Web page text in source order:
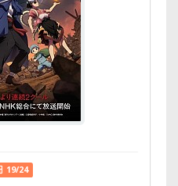
19/24